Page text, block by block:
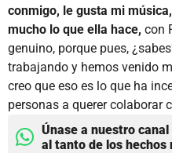
conmigo, le gusta mi
mucho lo que ella hace, con
genuino, porque pues,
trabajando y hemos venido
creo que eso es lo que ha
personas a querer colaborar
Únase a nuestro
al tanto de los hechos